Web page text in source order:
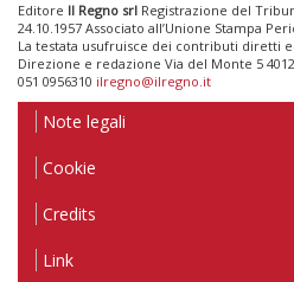
Editore Il Regno srl Registrazione del
24.10.1957 Associato all’Unione Stampa
La testata usufruisce dei contributi diretti
Direzione e redazione Via del Monte 5
051 0956310 ilregno@ilregno.it
Note legali
Cookie
Credits
Link